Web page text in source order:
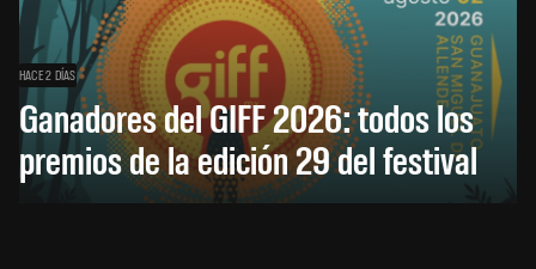
HACE 2 DÍAS
Ganadores del GIFF 2026: todos los
premios de la edición 29 del festival